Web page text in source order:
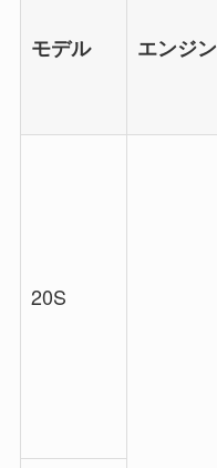
モデル エンジン
20S